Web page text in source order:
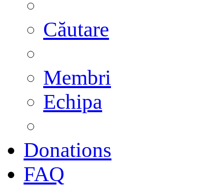
Căutare
Membri
Echipa
Donations
FAQ